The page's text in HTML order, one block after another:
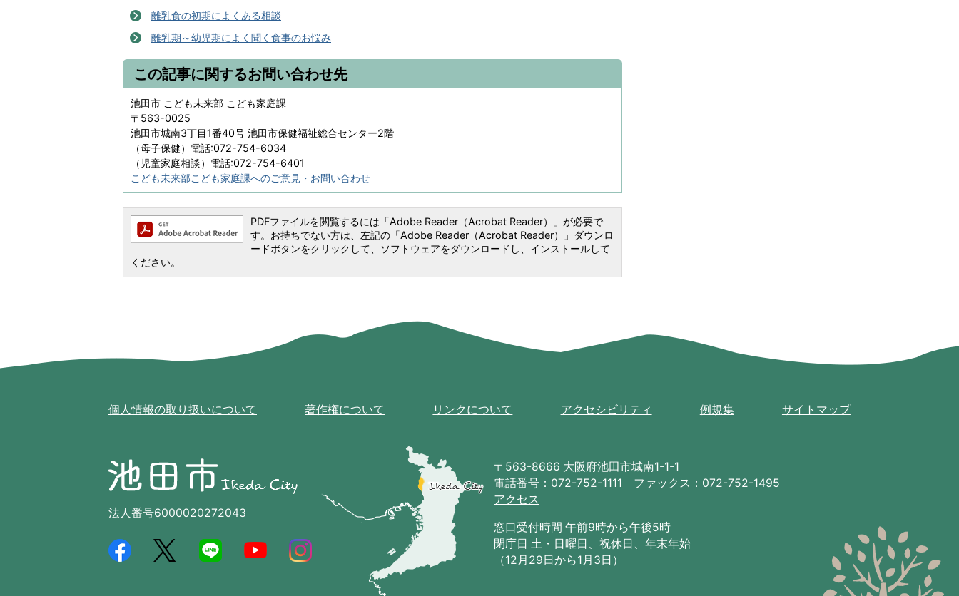
離乳食の初期によくある相談
離乳期～幼児期によく聞く食事のお悩み
この記事に関するお問い合わせ先
池田市 こども未来部 こども家庭課
〒563-0025
池田市城南3丁目1番40号 池田市保健福祉総合センター2階
（母子保健）電話:072-754-6034
（児童家庭相談）電話:072-754-6401
こども未来部こども家庭課へのご意見・お問い合わせ
PDFファイルを閲覧するには「Adobe Reader（Acrobat Reader）」が必要で
す。お持ちでない方は、左記の「Adobe Reader（Acrobat Reader）」ダウンロ
ードボタンをクリックして、ソフトウェアをダウンロードし、インストールして
ください。
個人情報の取り扱いについて 著作権について リンクについて アクセシビリティ 例規集 サイトマップ
池
田
Ikeda
法人番号6000020272043
の
〒563-8666 大阪府池田市城南1-1-1
電話番号：072-752-1111 ファックス：072-752-1495
アクセス
窓口受付時間 午前9時から午後5時
閉庁日 土・日曜日、祝休日、年末年始
（12月29日から1月3日）